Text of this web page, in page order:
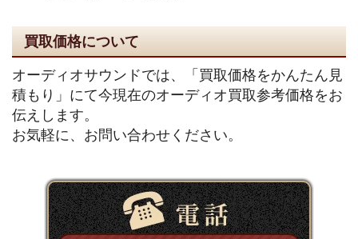
買取価格について
オーディオサウンドでは、「買取価格をかんたん見
積もり」にて今現在のオーディオ買取参考価格をお
伝えします。
お気軽に、お問い合わせください。